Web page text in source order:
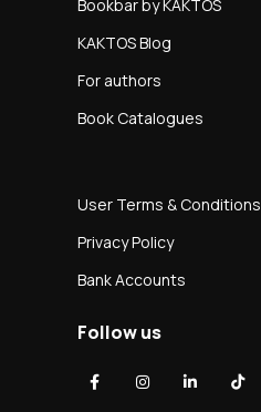
Bookbar by KAKTOS
KAKTOS Blog
For authors
Book Catalogues
User Terms & Conditions
Privacy Policy
Bank Accounts
Follow us